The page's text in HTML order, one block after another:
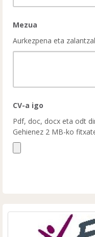
Mezua
Aurkezpena eta
CV-a igo
Pdf, doc, docx eta odt
Gehienez 2 MB-ko